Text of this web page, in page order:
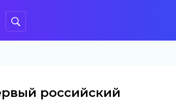
российский